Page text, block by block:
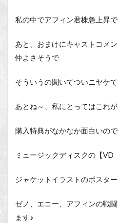
私の中でアフィン君株急上昇
あと、おまけにキャストコメ
仲よさそうで
そういうの聞いてついニヤケ
あとね～、私にとってはこれ
購入特典がなかなか面白いので
ミュージックディスクの【VD
ジャケットイラストのポスタ
ゼノ、エコー、アフィンの戦
ます♪